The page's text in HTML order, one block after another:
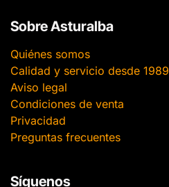
Sobre Asturalba
Quiénes somos
Calidad y servicio desde 1989
Aviso legal
Condiciones de venta
Privacidad
Preguntas frecuentes
Síguenos